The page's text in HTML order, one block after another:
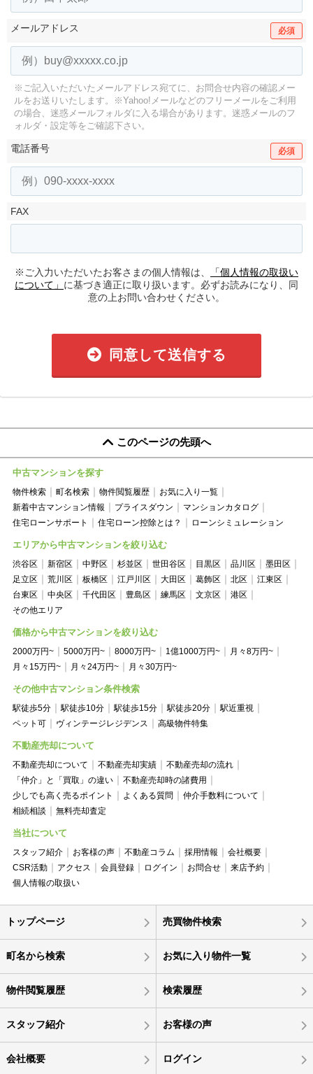
メールアドレス 必須
※ご記入いただいたメールアドレス宛てに、お問合せ内容の確認メー
ルをお送りいたします。
※Yahoo!メールなどのフリーメールをご利用
の場合、迷惑メールフォルダに入る場合があります。 迷惑メールのフ
ォルダ・設定等をご確認下さい。
電話番号 必須
FAX
※ご入力いただいたお客さまの個人情報は、
「個人情報の取扱い
について」 に基づき適正に取り扱います。必ずお読みになり、同
意の上お問い合わせください。
同意して送信する
このページの先頭へ
中古マンションを探す
物件検索 町名検索 物件閲覧履歴
お気に入り一覧
新着中古マンション情報
プライスダウン
マンションカタログ
住宅ローンサポート
住宅ローン控除とは？ ローンシミュレーション
エリアから中古マンションを絞り込む
渋谷区 新宿区 中野区 杉並区 世田谷区 目黒区 品川区
墨田区
足立区
荒川区 板橋区 江戸川区 大田区 葛飾区 北区
江東区
台東区
中央区 千代田区 豊島区 練馬区 文京区
港区
その他エリア
価格から中古マンションを絞り込む
2000万円~ 5000万円~ 8000万円~ 1億1000万円~
月々8万円~
月々15万円~
月々24万円~ 月々30万円~
その他中古マンション条件検索
駅徒歩5分 駅徒歩10分 駅徒歩15分 駅徒歩20分
駅近重視
ペット可
ヴィンテージレジデンス 高級物件特集
不動産売却について
不動産売却について 不動産売却実績
不動産売却の流れ
「仲介」と「買取」の違い
不動産売却時の諸費用
少しでも高く売るポイント
よくある質問
仲介手数料について
相続相談
無料売却査定
当社について
スタッフ紹介 お客様の声 不動産コラム 採用情報
会社概要
CSR活動
アクセス 会員登録 ログイン お問合せ
来店予約
個人情報の取扱い
トップページ 売買物件検索
町名から検索 お気に入り物件一覧
物件閲覧履歴 検索履歴
スタッフ紹介 お客様の声
会社概要 ログイン